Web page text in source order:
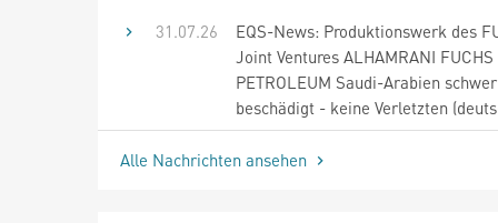
31.07.26
EQS-News: Produktionswerk des
Joint Ventures ALHAMRANI FUCHS
PETROLEUM Saudi-Arabien schwer
beschädigt - keine Verletzten
Alle Nachrichten ansehen